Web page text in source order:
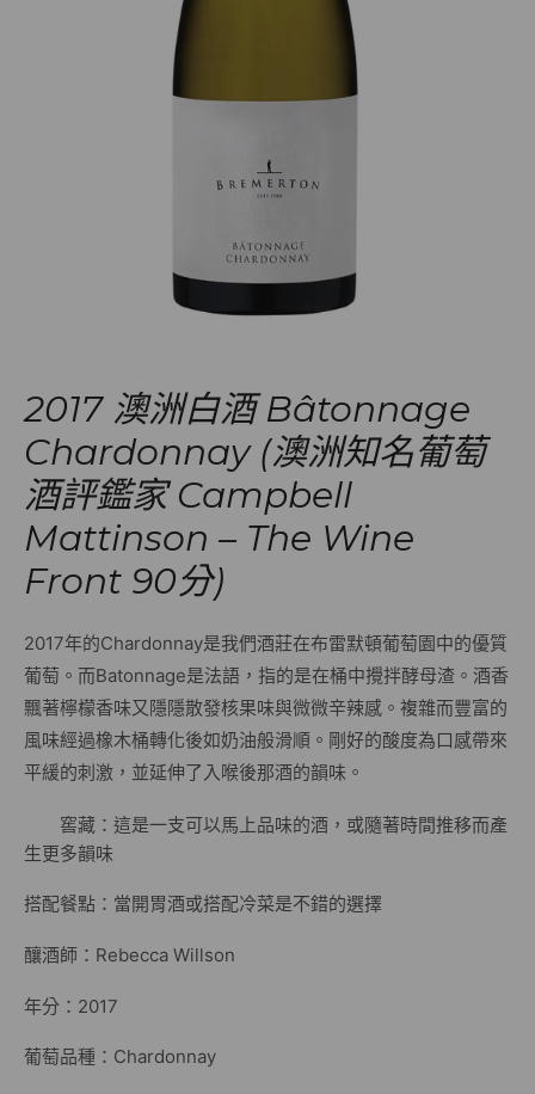
2017 澳洲白酒 Bâtonnage
Chardonnay (澳洲知名葡萄
酒評鑑家 Campbell
Mattinson – The Wine
Front 90分)
2017年的Chardonnay是我們酒莊在布雷默頓葡萄園中的優質
葡萄。而Batonnage是法語，指的是在桶中攪拌酵母渣。酒香
飄著檸檬香味又隱隱散發核果味與微微辛辣感。複雜而豐富的
風味經過橡木桶轉化後如奶油般滑順。剛好的酸度為口感帶來
平緩的刺激，並延伸了入喉後那酒的韻味。
窖藏：這是一支可以馬上品味的酒，或隨著時間推移而產
生更多韻味
搭配餐點：當開胃酒或搭配冷菜是不錯的選擇
釀酒師：Rebecca Willson
年分：2017
葡萄品種：Chardonnay